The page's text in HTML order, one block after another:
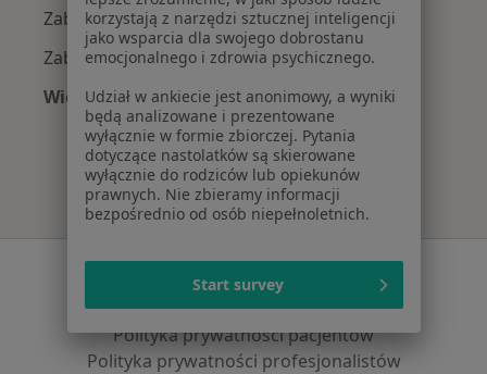
Zaburzenia lękowe w Kielcach
Zaburzenia nastroju w Kielcach
Więcej (15)
Więcej w kategorii: Najczęście leczone
Serwis
Regulamin
Polityka prywatności pacjentów
Polityka prywatności profesjonalistów
korzystają z narzędzi sztucznej inteligencji
jako wsparcia dla swojego dobrostanu
emocjonalnego i zdrowia psychicznego.
Udział w ankiecie jest anonimowy, a wyniki
będą analizowane i prezentowane
wyłącznie w formie zbiorczej. Pytania
dotyczące nastolatków są skierowane
wyłącznie do rodziców lub opiekunów
prawnych. Nie zbieramy informacji
bezpośrednio od osób niepełnoletnich.
Start survey